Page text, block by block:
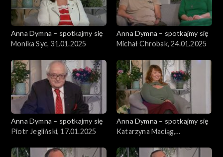
Anna Dymna – spotkajmy się
Monika Syc, 31.01.2025
Anna Dymna – spotkajmy się
Michał Chrobak, 24.01.2025
Anna Dymna – spotkajmy się
Piotr Jegliński, 17.01.2025
Anna Dymna – spotkajmy się
Katarzyna Maciąg,